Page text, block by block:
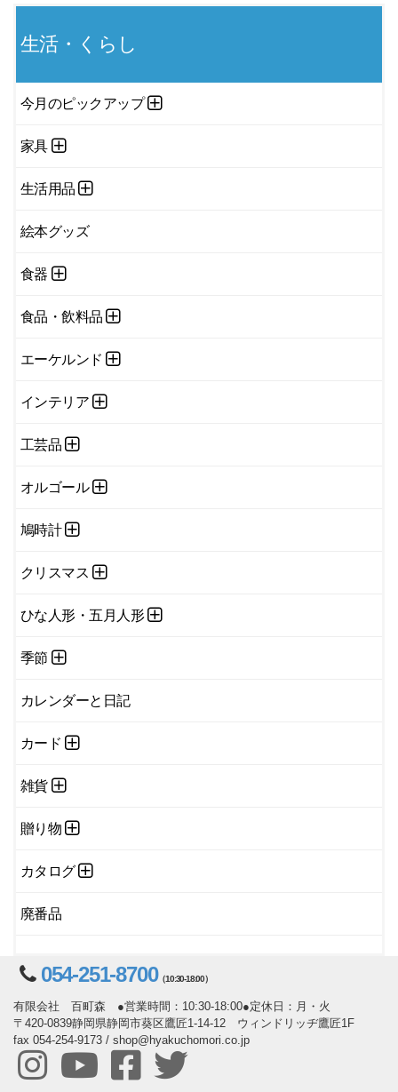
生活・くらし
今月のピックアップ
家具
生活用品
絵本グッズ
食器
食品・飲料品
エーケルンド
インテリア
工芸品
オルゴール
鳩時計
クリスマス
ひな人形・五月人形
季節
カレンダーと日記
カード
雑貨
贈り物
カタログ
廃番品
054-251-8700（10:30-18:00）
有限会社 百町森 ●営業時間：10:30-18:00●定休日：月・火
〒420-0839静岡県静岡市葵区鷹匠1-14-12 ウィンドリッヂ鷹匠1F
fax 054-254-9173 / shop@hyakuchomori.co.jp